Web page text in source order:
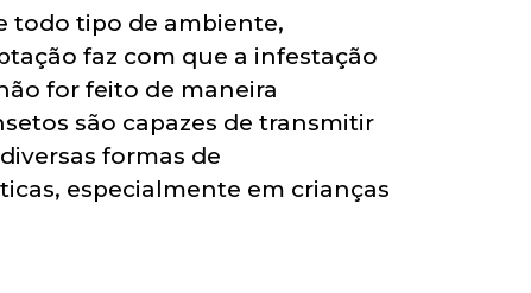
todo tipo de ambiente,
faz com que a infestação
for feito de maneira
são capazes de transmitir
formas de
especialmente em crianças